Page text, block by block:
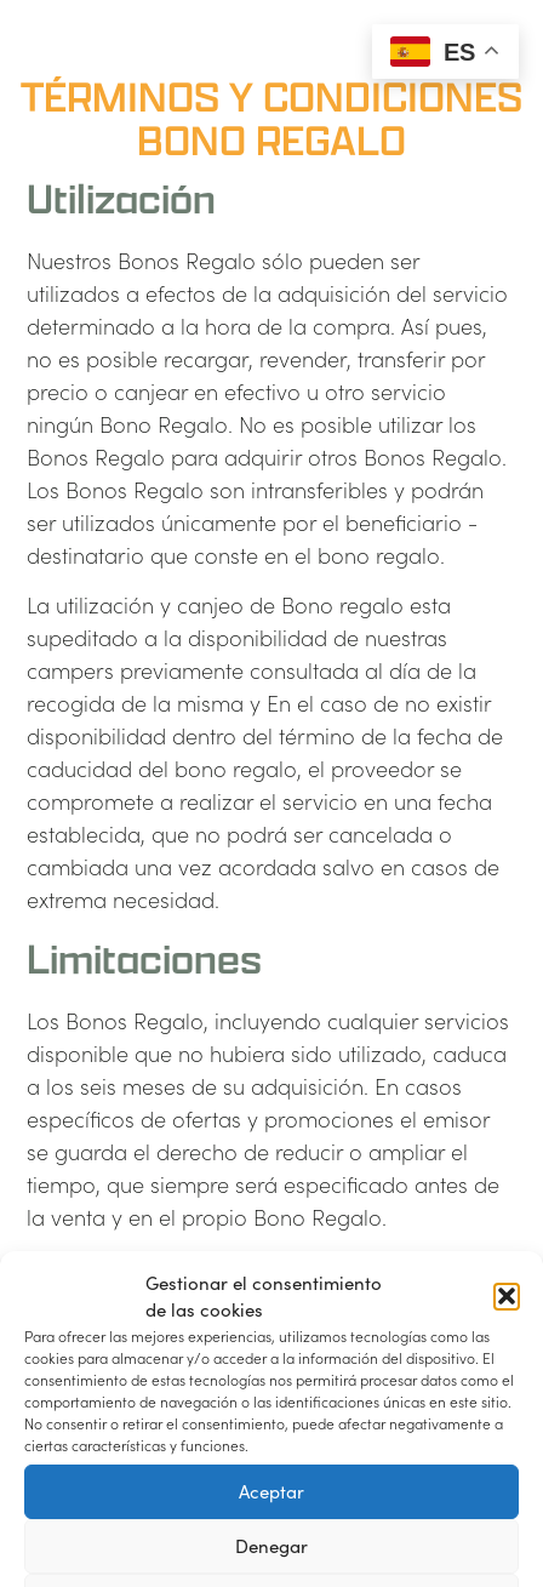
Gestionar el consentimiento
de las cookies
Para ofrecer las mejores experiencias, utilizamos tecnologías como las
cookies para almacenar y/o acceder a la información del dispositivo. El
consentimiento de estas tecnologías nos permitirá procesar datos como el
comportamiento de navegación o las identificaciones únicas en este sitio.
No consentir o retirar el consentimiento, puede afectar negativamente a
ciertas características y funciones.
Aceptar
Denegar
TÉRMINOS Y CONDICIONES
BONO REGALO
Utilización
Nuestros Bonos Regalo sólo pueden ser
utilizados a efectos de la adquisición del servicio
determinado a la hora de la compra. Así pues,
no es posible recargar, revender, transferir por
precio o canjear en efectivo u otro servicio
ningún Bono Regalo. No es posible utilizar los
Bonos Regalo para adquirir otros Bonos Regalo.
Los Bonos Regalo son intransferibles y podrán
ser utilizados únicamente por el beneficiario -
destinatario que conste en el bono regalo.
La utilización y canjeo de Bono regalo esta
supeditado a la disponibilidad de nuestras
campers previamente consultada al día de la
recogida de la misma y En el caso de no existir
disponibilidad dentro del término de la fecha de
caducidad del bono regalo, el proveedor se
compromete a realizar el servicio en una fecha
establecida, que no podrá ser cancelada o
cambiada una vez acordada salvo en casos de
extrema necesidad.
Limitaciones
Los Bonos Regalo, incluyendo cualquier servicios
disponible que no hubiera sido utilizado, caduca
a los seis meses de su adquisición. En casos
específicos de ofertas y promociones el emisor
se guarda el derecho de reducir o ampliar el
tiempo, que siempre será especificado antes de
la venta y en el propio Bono Regalo.
PROMOCIONES PRESENTES EN EL MOMENTO
DE LA RESERVA.
Riesgo de pérdida
El riesgo de pérdida de los Bonos Regalo y la
titularidad de los mismos se entenderán
transmitidos al comprador en el momento de
nuestro envío por vía electrónica a dicho
ES